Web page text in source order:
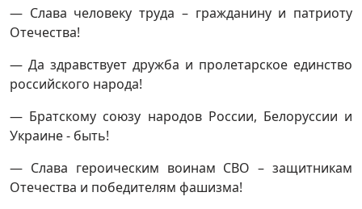
— Слава человеку труда – гражданину и патриоту
Отечества!
— Да здравствует дружба и пролетарское единство
российского народа!
— Братскому союзу народов России, Белоруссии и
Украине - быть!
— Слава героическим воинам СВО – защитникам
Отечества и победителям фашизма!